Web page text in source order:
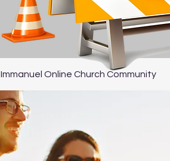
Immanuel Online Church Community